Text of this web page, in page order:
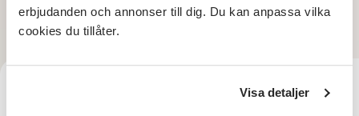
erbjudanden och annonser till dig. Du kan anpassa vilka
cookies du tillåter.
Visa detaljer